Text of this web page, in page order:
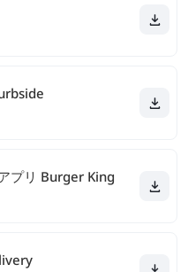
プリ Burger King